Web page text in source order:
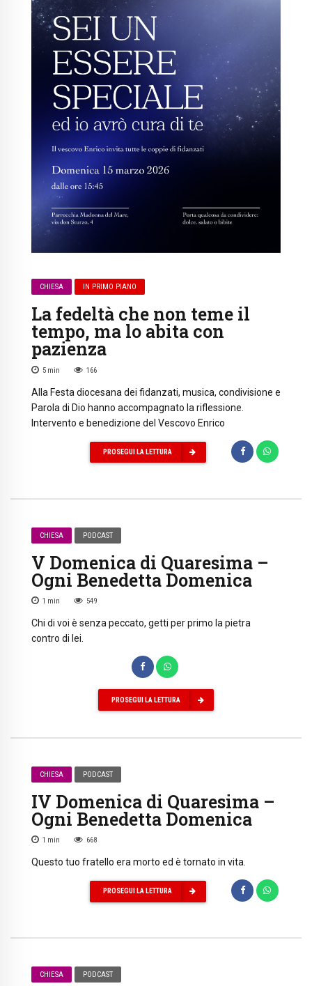
CHIESA IN PRIMO PIANO
La fedeltà che non teme il
tempo, ma lo abita con
pazienza
5 min 166
Alla Festa diocesana dei fidanzati, musica, condivisione e
Parola di Dio hanno accompagnato la riflessione.
Intervento e benedizione del Vescovo Enrico
PROSEGUI LA LETTURA
CHIESA PODCAST
V Domenica di Quaresima –
Ogni Benedetta Domenica
1 min 549
Chi di voi è senza peccato, getti per primo la pietra
contro di lei.
PROSEGUI LA LETTURA
CHIESA PODCAST
IV Domenica di Quaresima –
Ogni Benedetta Domenica
1 min 668
Questo tuo fratello era morto ed è tornato in vita.
PROSEGUI LA LETTURA
CHIESA PODCAST